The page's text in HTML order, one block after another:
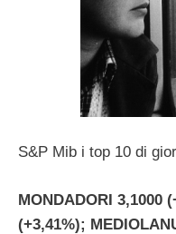
S&P Mib i top 10 di
MONDADORI 3,1000
(+3,41%);